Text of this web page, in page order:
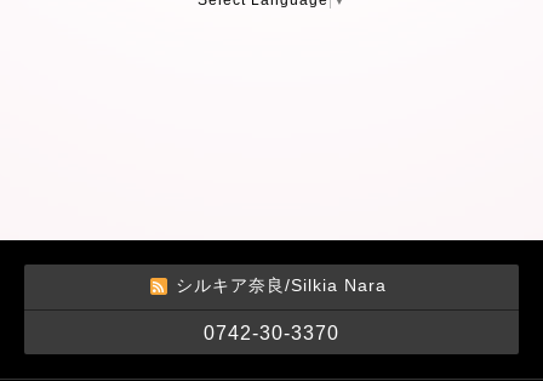
シルキア奈良/Silkia Nara
0742-30-3370